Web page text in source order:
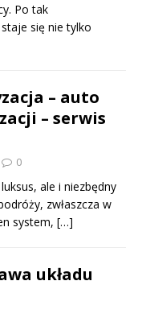
Po tak
się nie tylko
– auto
– serwis
0
ale i niezbędny
zwłaszcza w
system, […]
układu